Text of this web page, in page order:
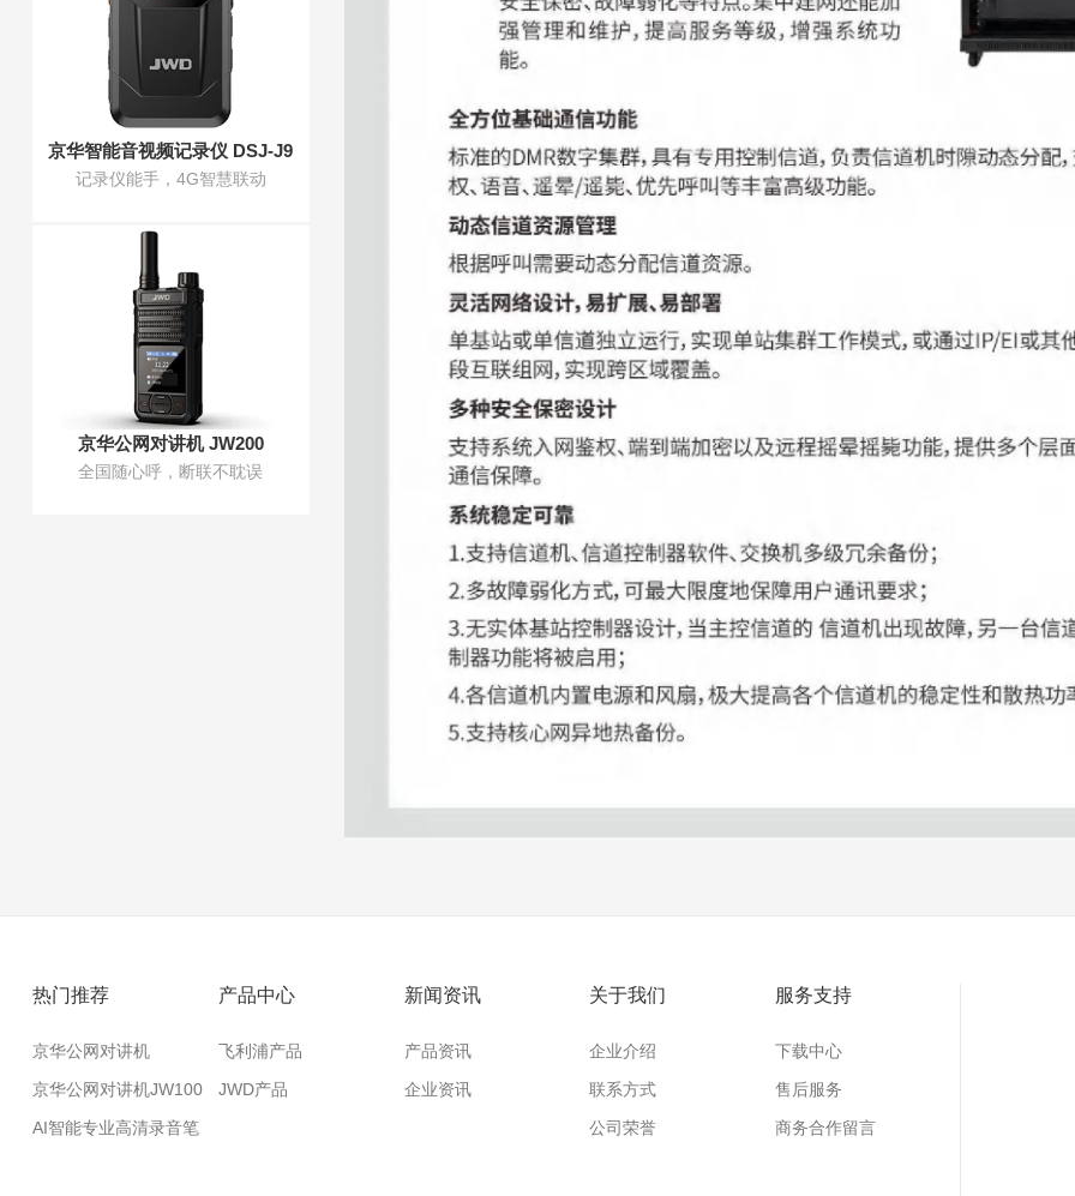
京华智能音视频记录仪 DSJ-J9
记录仪能手，4G智慧联动
京华公网对讲机 JW200
全国随心呼，断联不耽误
热门推荐
京华公网对讲机
JW200
京华公网对讲机JW100
AI智能专业高清录音笔
产品中心
飞利浦产品
JWD产品
新闻资讯
产品资讯
企业资讯
关于我们
企业介绍
联系方式
公司荣誉
服务支持
下载中心
售后服务
商务合作留言